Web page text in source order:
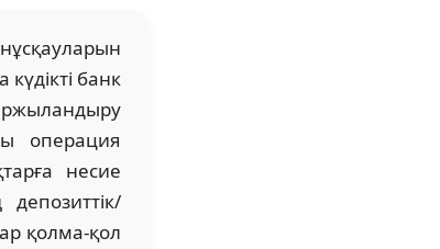
банк
операция
несие
қолма-қол